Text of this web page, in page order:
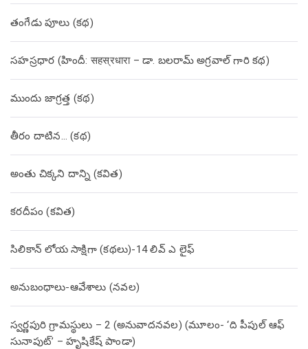
తంగేడు పూలు (క‌థ‌)
సహస్రధార (హిందీ: सहस्रधारा – డా. బలరామ్ అగ్రవాల్ గారి కథ)
ముందు జాగ్రత్త (క‌థ‌)
తీరం దాటిన… (క‌థ‌)
అంతు చిక్కని దాన్ని (కవిత)
కరదీపం (కవిత)
సిలికాన్ లోయ సాక్షిగా (కథలు)-14 లివ్ ఎ లైఫ్
అనుబంధాలు-ఆవేశాలు (నవల)
స్వర్ణపురి గ్రామస్థులు – 2 (అనువాదనవల) (మూలం- ‘ది పీపుల్ ఆఫ్
సునాపుట్’ – హృషికేష్ పాండా)